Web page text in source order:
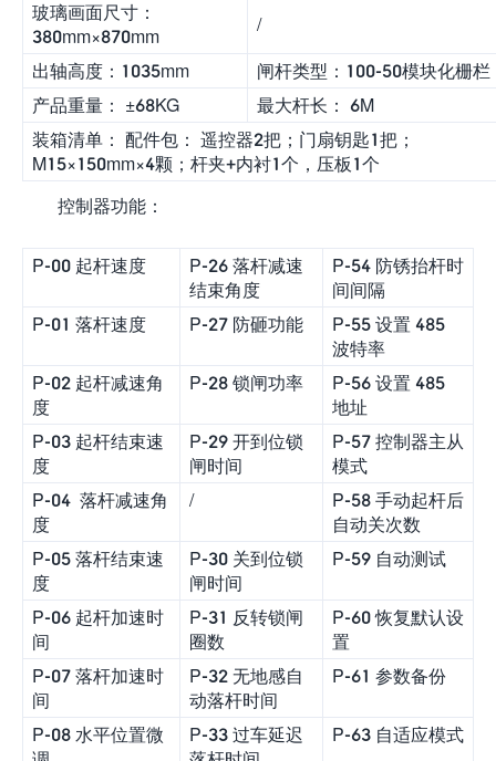
玻璃画面尺寸：
380mm×870mm
/
出轴高度：1035mm
闸杆类型：100-50模块化栅栏
产品重量： ±68KG
最大杆长： 6M
装箱清单： 配件包： 遥控器2把；门扇钥匙1把；
M15×150mm×4颗；杆夹+内衬1个，压板1个
控制器功能：
P-00 起杆速度
P-26 落杆减速
结束角度
P-54 防锈抬杆时
间间隔
P-01 落杆速度
P-27 防砸功能
P-55 设置 485
波特率
P-02 起杆减速角
度
P-28 锁闸功率
P-56 设置 485
地址
P-03 起杆结束速
度
P-29 开到位锁
闸时间
P-57 控制器主从
模式
P-04 落杆减速角
度
/
P-58 手动起杆后
自动关次数
P-05 落杆结束速
度
P-30 关到位锁
闸时间
P-59 自动测试
P-06 起杆加速时
间
P-31 反转锁闸
圈数
P-60 恢复默认设
置
P-07 落杆加速时
间
P-32 无地感自
动落杆时间
P-61 参数备份
P-08 水平位置微
P-33 过车延迟
P-63 自适应模式